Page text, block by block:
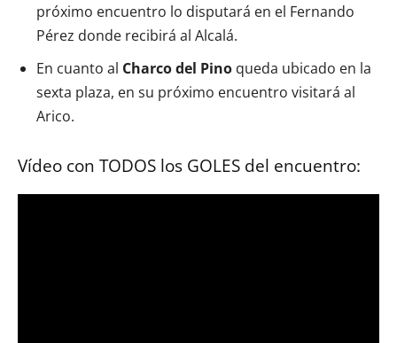
próximo encuentro lo disputará en el Fernando
Pérez donde recibirá al Alcalá.
En cuanto al Charco del Pino queda ubicado en la
sexta plaza, en su próximo encuentro visitará al
Arico.
Vídeo con TODOS los GOLES del encuentro: